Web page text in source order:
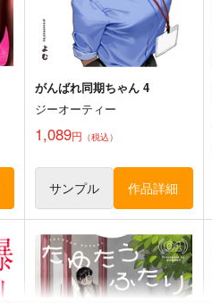
がんばれ同期ちゃん 4
ジーオーティー
1,089円 （税込）
サンプル 作品詳細